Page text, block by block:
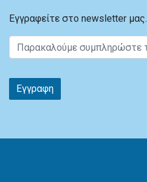
Εγγραφείτε στο newsletter μας.
Εγγραφη